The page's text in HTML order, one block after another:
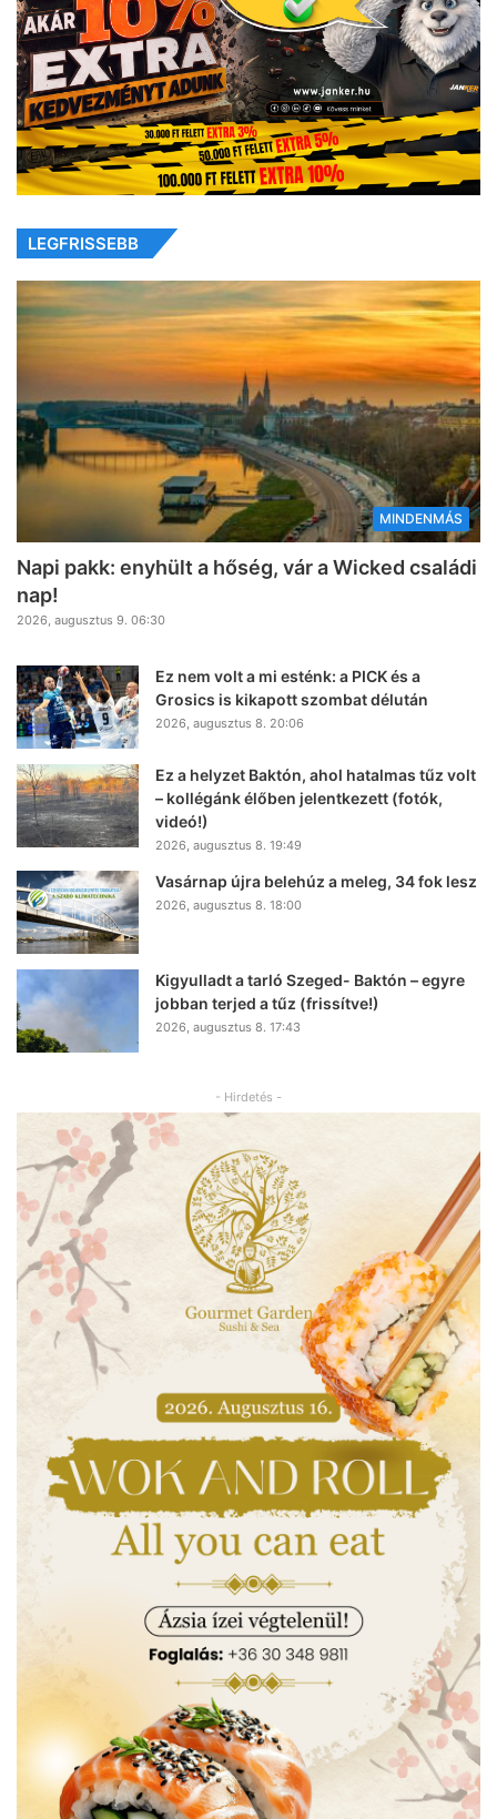
LEGFRISSEBB
MINDENMÁS
Napi pakk: enyhült a hőség, vár a Wicked családi
nap!
2026, augusztus 9. 06:30
Ez nem volt a mi esténk: a PICK és a
Grosics is kikapott szombat délután
2026, augusztus 8. 20:06
Ez a helyzet Baktón, ahol hatalmas tűz volt
– kollégánk élőben jelentkezett (fotók,
videó!)
2026, augusztus 8. 19:49
Vasárnap újra belehúz a meleg, 34 fok lesz
2026, augusztus 8. 18:00
Kigyulladt a tarló Szeged- Baktón – egyre
jobban terjed a tűz (frissítve!)
2026, augusztus 8. 17:43
- Hirdetés -